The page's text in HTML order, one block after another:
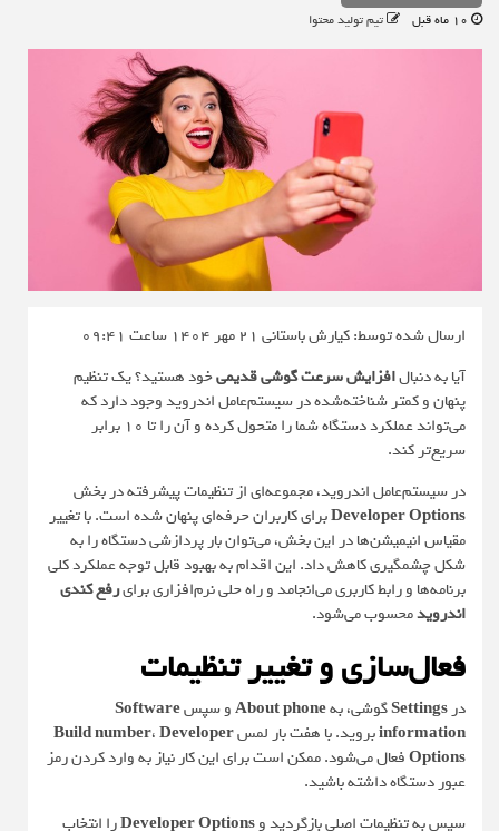
تیم تولید محتوا
ارسال شده توسط: کیارش باستانی21 مهر 1404 ساعت 09:41
آیا به دنبالافزایش سرعت گوشی قدیمیخود هستید؟ یک تنظیم
پنهان و کمتر شناخته‌شده در سیستم‌عامل اندروید وجود دارد که
می‌تواند عملکرد دستگاه شما را متحول کرده و آن را تا ۱۰ برابر
سریع‌تر کند.
در سیستم‌عامل اندروید، مجموعه‌ای از تنظیمات پیشرفته در بخش
Developer Optionsبرای کاربران حرفه‌ای پنهان شده است. با تغییر
مقیاس انیمیشن‌ها در این بخش، می‌توان بار پردازشی دستگاه را به
شکل چشمگیری کاهش داد. این اقدام به بهبود قابل توجه عملکرد کلی
برنامه‌ها و رابط کاربری می‌انجامد و راه حلی نرم‌افزاری برایرفع کندی
اندرویدمحسوب می‌شود.
فعال‌سازی و تغییر تنظیمات
Settingsگوشی، بهAbout phoneو سپسSoftware
informationبروید. با هفت بار لمس Build number،Developer
Optionsفعال می‌شود. ممکن است برای این کار نیاز به وارد کردن رمز
عبور دستگاه داشته باشید.
سپس به تنظیمات اصلی بازگردید وDeveloper Optionsرا انتخاب